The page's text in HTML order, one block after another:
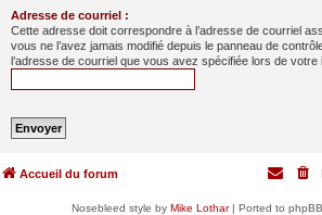
Adresse de courriel :
Cette adresse doit correspondre à l’adresse de courriel
vous ne l’avez jamais modifié depuis le panneau de
l’adresse de courriel que vous avez spécifiée lors de votre
Accueil du forum
Nosebleed style by Mike Lothar| Ported to